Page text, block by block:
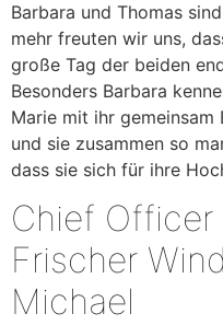
Barbara und Thomas
mehr freuten wir uns,
große Tag der beiden
Besonders Barbara
Marie mit ihr
und sie zusammen so
dass sie sich für ihre
Chief
Frischer
Michael